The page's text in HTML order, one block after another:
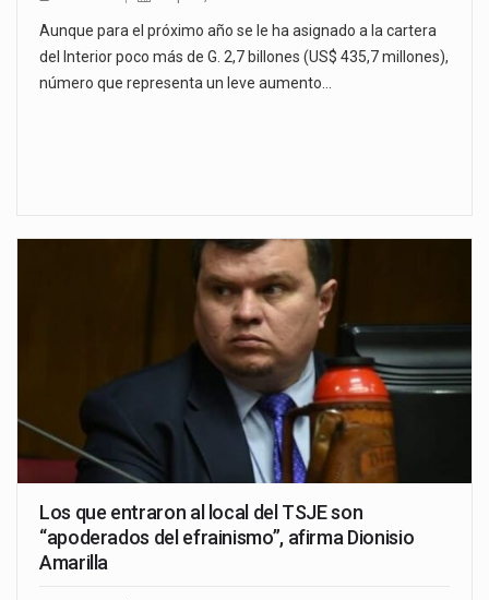
Aunque para el próximo año se le ha asignado a la cartera
del Interior poco más de G. 2,7 billones (US$ 435,7 millones),
número que representa un leve aumento…
Los que entraron al local del TSJE son
“apoderados del efrainismo”, afirma Dionisio
Amarilla